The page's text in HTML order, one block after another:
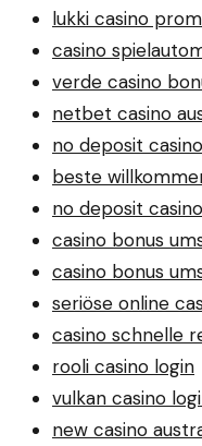
lukki casino
casino
verde casino
netbet casino
no deposit
beste
no deposit
casino bonus
casino bonus
seriöse online
casino schnelle
rooli casino login
vulkan casino
new casino